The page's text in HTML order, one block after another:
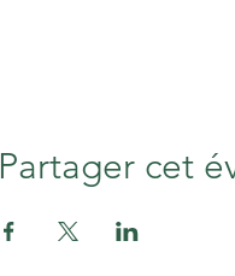
Partager cet